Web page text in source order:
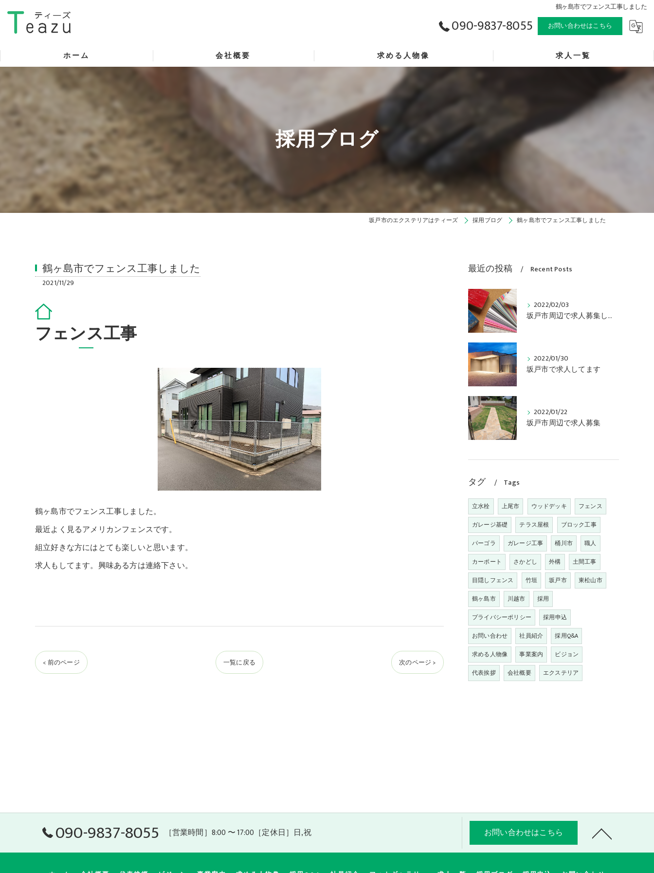
鶴ヶ島市でフェンス工事しました
090-9837-8055 お問い合わせはこちら
ホーム 会社概要
事業案内
求める人物像 求人一覧
採用ブログ
坂戸市のエクステリアはティーズ 採用ブログ 鶴ヶ島市でフェンス工事しました
鶴ヶ島市でフェンス工事しました
2021/11/29
フェンス工事
鶴ヶ島市でフェンス工事しました。
最近よく見るアメリカンフェンスです。
組立好きな方にはとても楽しいと思います。
求人もしてます。興味ある方は連絡下さい。
< 前のページ 一覧に戻る 次のページ >
最近の投稿 Recent Posts
2022/02/03
坂戸市周辺で求人募集してます
2022/01/30
坂戸市で求人してます
2022/01/22
坂戸市周辺で求人募集
タグ Tags
立水栓 上尾市 ウッドデッキ
フェンス
ガレージ基礎
テラス屋根
ブロック工事
パーゴラ
ガレージ工事 桶川市
職人
カーポート
さかどし 外構
土間工事
目隠しフェンス
竹垣 坂戸市
東松山市
鶴ヶ島市
川越市
採用
プライバシーポリシー
採用申込
お問い合わせ
社員紹介
採用Q&A
求める人物像
事業案内
ビジョン
代表挨拶
会社概要 エクステリア
090-9837-8055 ［営業時間］8:00 〜 17:00［定休日］日,祝 お問い合わせはこちら